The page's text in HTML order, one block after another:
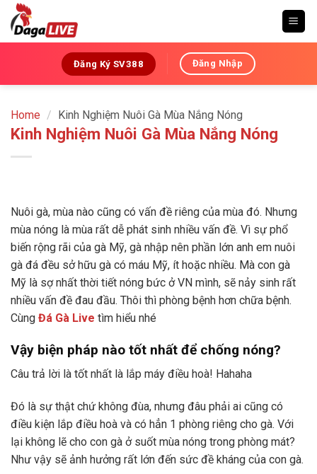
Skip
content
Đăng Ký SV388 Đăng Nhập
Home / Kinh Nghiệm Nuôi Gà Mùa Nắng Nóng
Kinh Nghiệm Nuôi Gà Mùa Nắng Nóng
Nuôi gà, mùa nào cũng có vấn đề riêng của mùa đó. Nhưng
mùa nóng là mùa rất dễ phát sinh nhiều vấn đề. Vì sự phổ
biến rộng rãi của gà Mỹ, gà nhập nên phần lớn anh em nuôi
gà đá đều sở hữu gà có máu Mỹ, ít hoặc nhiều. Mà con gà
Mỹ là sợ nhất thời tiết nóng bức ở VN mình, sẽ nảy sinh rất
nhiều vấn đề đau đầu. Thôi thì phòng bệnh hơn chữa bệnh.
Cùng Đá Gà Live tìm hiểu nhé
Vậy biện pháp nào tốt nhất để chống nóng?
Câu trả lời là tốt nhất là lắp máy điều hoà! Hahaha
Đó là sự thật chứ không đùa, nhưng đâu phải ai cũng có
điều kiện lắp điều hoà và có hẳn 1 phòng riêng cho gà. Với
lại không lẽ cho con gà ở suốt mùa nóng trong phòng mát?
Như vậy sẽ ảnh hưởng rất lớn đến sức đề kháng của con gà.